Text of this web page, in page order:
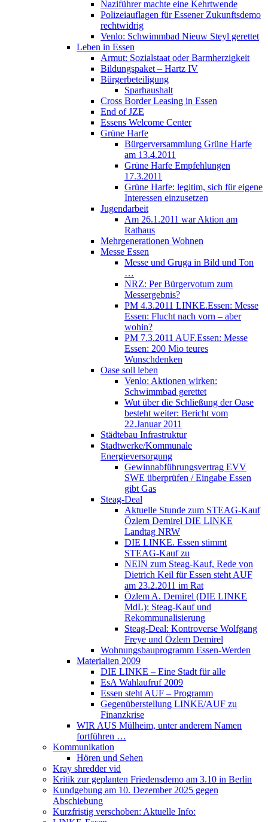
Naziführer machte eine Kehrtwende
Polizeiauflagen für Essener Zukunftsdemo
rechtwidrig
Venlo: Schwimmbad Nieuw Steyl gerettet
Leben in Essen
Armut: Sozialstaat oder Barmherzigkeit
Bildungspaket – Hartz IV
Bürgerbeteiligung
Sparhaushalt
Cross Border Leasing in Essen
End of JZE
Essens Welcome Center
Grüne Harfe
Bürgerversammlung Grüne Harfe
am 13.4.2011
Grüne Harfe Empfehlungen
17.3.2011
Grüne Harfe: legitim, sich für eigene
Interessen einzusetzen
Jugendarbeit
Am 26.1.2011 war Aktion am
Rathaus
Mehrgenerationen Wohnen
Messe Essen
Messe und Gruga in Bild und Ton
…
NRZ: Per Bürgervotum zum
Messergebnis?
PM 4.3.2011 LINKE.Essen: Messe
Essen: Flucht nach vorn – aber
wohin?
PM 7.3.2011 AUF.Essen: Messe
Essen: 200 Mio teures
Wunschdenken
Oase soll leben
Venlo: Aktionen wirken:
Schwimmbad gerettet
Wut über die Schließung der Oase
besteht weiter: Bericht vom
22.Januar 2011
Städtebau Infrastruktur
Stadtwerke/Kommunale
Energieversorgung
Gewinnabführungsvertrag EVV
SWE überprüfen / Eingabe Essen
gibt Gas
Steag-Deal
Aktuelle Stunde zum STEAG-Kauf
Özlem Demirel DIE LINKE
Landtag NRW
DIE LINKE. Essen stimmt
STEAG-Kauf zu
NEIN zum Steag-Kauf, Rede von
Dietrich Keil für Essen steht AUF
am 23.2.2011 im Rat
Özlem A. Demirel (DIE LINKE
MdL): Steag-Kauf und
Rekommunalisierung
Steag-Deal: Kontroverse Wolfgang
Freye und Özlem Demirel
Wohnungsbauprogramm Essen-Werden
Materialien 2009
DIE LINKE – Eine Stadt für alle
EsA Wahlaufruf 2009
Essen steht AUF – Programm
Gegenüberstellung LINKE/AUF zu
Finanzkrise
WIR AUS Mülheim, unter anderem Namen
fortführen …
Kommunikation
Hören und Sehen
Kray shredder vid
Kritik zur geplanten Friedensdemo am 3.10 in Berlin
Kundgebung am 10. Dezember 2025 gegen
Abschiebung
Kurzfristig verschoben: Aktuelle Info: